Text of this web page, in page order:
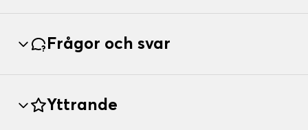
Frågor och svar
Yttrande